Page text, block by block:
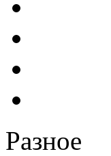
Разное